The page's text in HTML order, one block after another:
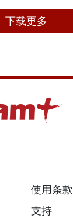
下载更多
使用条款
支持